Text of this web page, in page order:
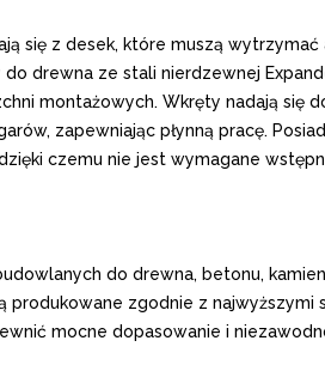
się z desek, które muszą
drewna ze stali nierdzewnej
montażowych. Wkręty nadają się
zapewniając płynną pracę.
czemu nie jest wymagane
do drewna, betonu,
produkowane zgodnie z najwyższymi
mocne dopasowanie i